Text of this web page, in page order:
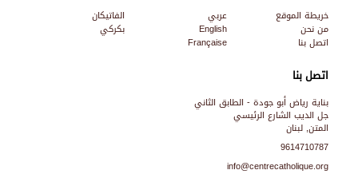
اتصل بنا
بناية رياض أبو جودة - الطابق الثاني
جل الديب الشارع الرئيسي
المتن, لبنان
9614710787
info@centrecatholique.org
خريطة الموقع
من نحن
اتصل بنا
عربي
English
Française
الفاتيكان
بكركي